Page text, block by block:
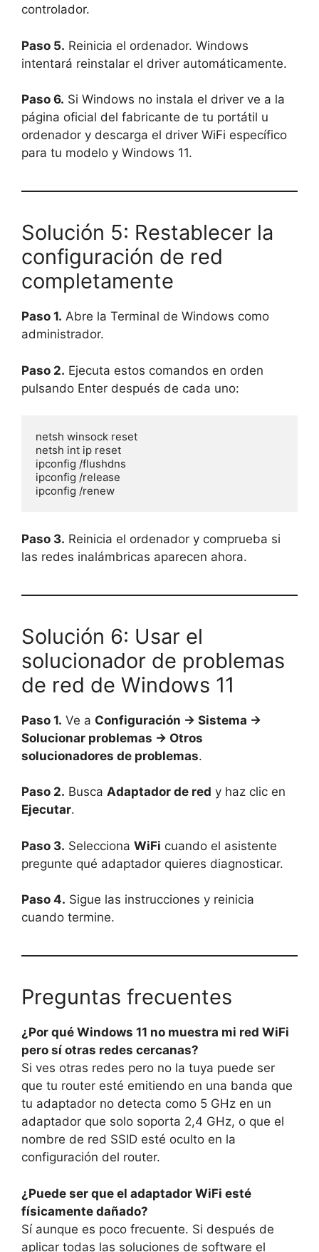
controlador.
Paso 5. Reinicia el ordenador. Windows
intentará reinstalar el driver automáticamente.
Paso 6. Si Windows no instala el driver ve a la
página oficial del fabricante de tu portátil u
ordenador y descarga el driver WiFi específico
para tu modelo y Windows 11.
Solución 5: Restablecer la
configuración de red
completamente
Paso 1. Abre la Terminal de Windows como
administrador.
Paso 2. Ejecuta estos comandos en orden
pulsando Enter después de cada uno:
netsh winsock reset
netsh int ip reset
ipconfig /flushdns
ipconfig /release
ipconfig /renew
Paso 3. Reinicia el ordenador y comprueba si
las redes inalámbricas aparecen ahora.
Solución 6: Usar el
solucionador de problemas
de red de Windows 11
Paso 1. Ve a Configuración → Sistema →
Solucionar problemas → Otros
solucionadores de problemas.
Paso 2. Busca Adaptador de red y haz clic en
Ejecutar.
Paso 3. Selecciona WiFi cuando el asistente
pregunte qué adaptador quieres diagnosticar.
Paso 4. Sigue las instrucciones y reinicia
cuando termine.
Preguntas frecuentes
¿Por qué Windows 11 no muestra mi red WiFi
pero sí otras redes cercanas?
Si ves otras redes pero no la tuya puede ser
que tu router esté emitiendo en una banda que
tu adaptador no detecta como 5 GHz en un
adaptador que solo soporta 2,4 GHz, o que el
nombre de red SSID esté oculto en la
configuración del router.
¿Puede ser que el adaptador WiFi esté
físicamente dañado?
Sí aunque es poco frecuente. Si después de
aplicar todas las soluciones de software el